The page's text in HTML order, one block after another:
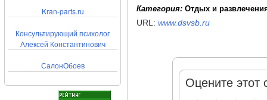
Kran-parts.ru
Консультирующий психолог
Алексей Константинович
СалонОбоев
Категория: Отдых и
URL: www.dsvsb.ru
Оцените этот